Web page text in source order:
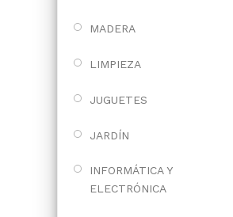
MADERA
LIMPIEZA
JUGUETES
JARDÍN
INFORMÁTICA Y
ELECTRÓNICA